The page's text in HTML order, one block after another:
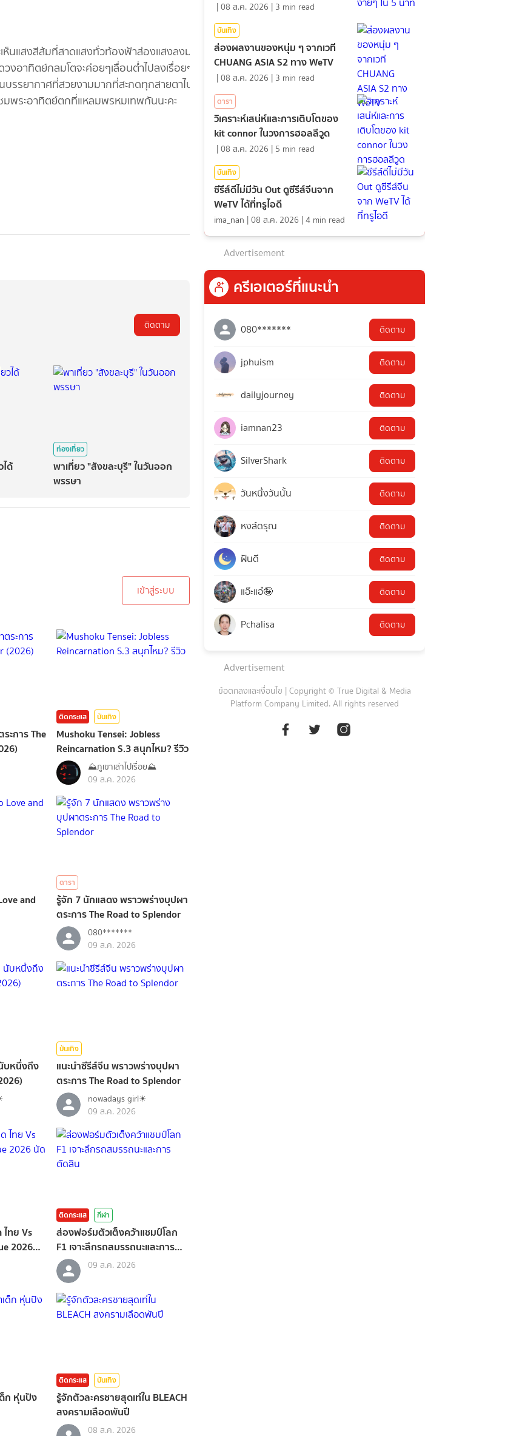
สงสีส้มที่สาดแสงทั่วท้องฟ้าส่องแสงลงมากระ
อาทิตย์กลมโตจะค่อยๆเลื่อนต่ำไปลงเรื่อยๆ
รรยากาศที่สวยงามมากที่สะกดทุกสายตาไป
มพระอาทิตย์ตกที่แหลมพรหมเทพกันนะคะ
ติดตาม
ด้
ท่องเที่ยว
พาเที่ยว "สังขละบุรี" ในวันออก
พรรษา
เข้าสู่ระบบ
ะการ The
ติดกระแส บันเทิง
Mushoku Tensei: Jobless
Reincarnation S.3 สนุกไหม? รีวิว
⛰️ภูเขาเล่าไปเรื่อย⛰️
09 ส.ค. 2026
and
ดารา
รู้จัก 7 นักแสดง พราวพร่างบุปผา
ตระการ The Road to Splendor
080*******
09 ส.ค. 2026
บหนึ่งถึง
บันเทิง
แนะนำซีรีส์จีน พราวพร่างบุปผา
ตระการ The Road to Splendor
nowadays girl☀︎︎
09 ส.ค. 2026
ทย Vs
2026
ติดกระแส กีฬา
ส่องฟอร์มตัวเต็งคว้าแชมป์โลก
F1 เจาะลึกรถสมรรถนะและการ
ตัดสิน
09 ส.ค. 2026
ก หุ่นปัง
ติดกระแส บันเทิง
รู้จักตัวละครชายสุดเท่ใน BLEACH
สงครามเลือดพันปี
08 ส.ค. 2026
|08 ส.ค. 2026 | 3 min read
บันเทิง
ส่องผลงานของหนุ่ม ๆ จากเวที
CHUANG ASIA S2 ทาง WeTV
|08 ส.ค. 2026 | 3 min read
ดารา
วิเคราะห์เสน่ห์และการเติบโตของ
kit connor ในวงการฮอลลีวูด
|08 ส.ค. 2026 | 5 min read
บันเทิง
ซีรีส์ดีไม่มีวัน Out ดูซีรีส์จีนจาก
WeTV ได้ที่ทรูไอดี
ima_nan |08 ส.ค. 2026 |4 min read
Advertisement
ครีเอเตอร์ที่แนะนำ
080******* ติดตาม
jphuism ติดตาม
dailyjourney ติดตาม
iamnan23 ติดตาม
SilverShark ติดตาม
วันหนึ่งวันนั้น ติดตาม
หงส์ดรุณ ติดตาม
ฝันดี ติดตาม
แอ๊ะแอ๋🤪 ติดตาม
Pchalisa ติดตาม
Advertisement
ข้อตกลงและเงื่อนไข | Copyright © True Digital & Media
Platform Company Limited. All rights reserved